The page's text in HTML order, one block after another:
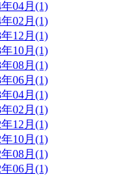
年04月(1)
年02月(1)
年12月(1)
年10月(1)
年08月(1)
年06月(1)
年04月(1)
年02月(1)
年12月(1)
年10月(1)
年08月(1)
年06月(1)